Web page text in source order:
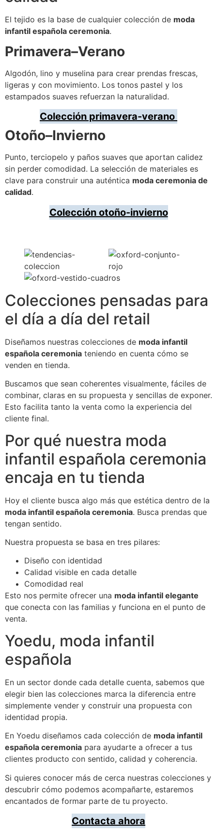
El tejido es la base de cualquier colección de moda
infantil española ceremonia.
Primavera–Verano
Algodón, lino y muselina para crear prendas frescas,
ligeras y con movimiento. Los tonos pastel y los
estampados suaves refuerzan la naturalidad.
Colección primavera-verano
Otoño–Invierno
Punto, terciopelo y paños suaves que aportan calidez
sin perder comodidad. La selección de materiales es
clave para construir una auténtica moda ceremonia de
calidad.
Colección otoño-invierno
Colecciones pensadas para
el día a día del retail
Diseñamos nuestras colecciones de moda infantil
española ceremonia teniendo en cuenta cómo se
venden en tienda.
Buscamos que sean coherentes visualmente, fáciles de
combinar, claras en su propuesta y sencillas de exponer.
Esto facilita tanto la venta como la experiencia del
cliente final.
Por qué nuestra moda
infantil española ceremonia
encaja en tu tienda
Hoy el cliente busca algo más que estética dentro de la
moda infantil española ceremonia. Busca prendas que
tengan sentido.
Nuestra propuesta se basa en tres pilares:
Diseño con identidad
Calidad visible en cada detalle
Comodidad real
Esto nos permite ofrecer una moda infantil elegante
que conecta con las familias y funciona en el punto de
venta.
Yoedu, moda infantil
española
En un sector donde cada detalle cuenta, sabemos que
elegir bien las colecciones marca la diferencia entre
simplemente vender y construir una propuesta con
identidad propia.
En Yoedu diseñamos cada colección de moda infantil
española ceremonia para ayudarte a ofrecer a tus
clientes producto con sentido, calidad y coherencia.
Si quieres conocer más de cerca nuestras colecciones y
descubrir cómo podemos acompañarte, estaremos
encantados de formar parte de tu proyecto.
Contacta ahora